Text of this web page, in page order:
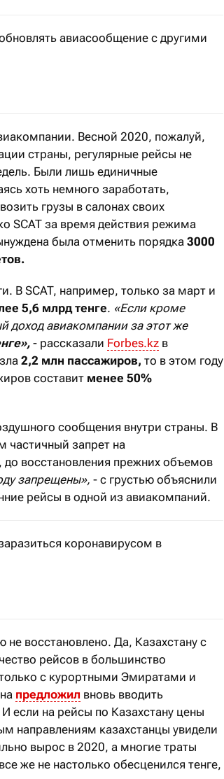
авиасообщение с другими
сократят
Весной 2020, пожалуй,
страны, регулярные рейсы не
Были лишь единичные
хоть немного заработать,
грузы в салонах своих
SCAT за время действия режима
была отменить порядка 3000
В SCAT, например, только за март и
5,6 млрд тенге. «Если кроме
доход авиакомпании за этот же
- рассказали Forbes.kz в
2,2 млн пассажиров, то в этом году
составит менее 50%
сообщения внутри страны. В
частичный запрет на
восстановления прежних объемов
запрещены», - с грустью объяснили
рейсы в одной из авиакомпаний.
коронавирусом в
авиапассажиров
восстановлено. Да, Казахстану с
рейсов в большинство
с курортными Эмиратами и
предложил вновь вводить
если на рейсы по Казахстану цены
направлениям казахстанцы увидели
вырос в 2020, а многие траты
же не настолько обесценился тенге,